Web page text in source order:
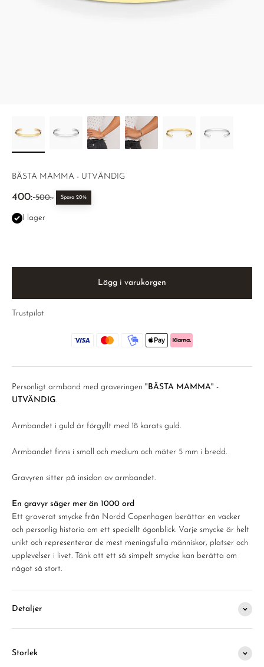
BÄSTA MAMMA - UTVÄNDIG
REA-pris
400:-Pris
500:- Spara 20%
I lager
Lägg i varukorgen
Trustpilot
Personligt armband med graveringen "BÄSTA MAMMA" -
UTVÄNDIG.
Armbandet i guld är förgyllt med 18 karats guld.
Armbandet finns i small och medium och mäter 5 mm i bredd.
Gravyren sitter på insidan av armbandet.
En gravyr säger mer än 1000 ord
Ett graverat smycke från Nordd Copenhagen berättar en vacker
och personlig historia om ett speciellt ögonblick. Varje smycke är helt
unikt och representerar de mest meningsfulla människor, platser och
upplevelser i livet. Tänk att ett så simpelt smycke kan berätta om
något så stort.
Detaljer
Storlek